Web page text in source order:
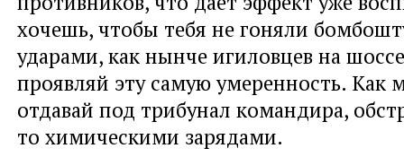
хочешь, чтобы тебя не гоняли
ударами, как нынче игиловцев на
проявляй эту самую умеренность. Как
отдавай под трибунал командира,
то химическими зарядами.